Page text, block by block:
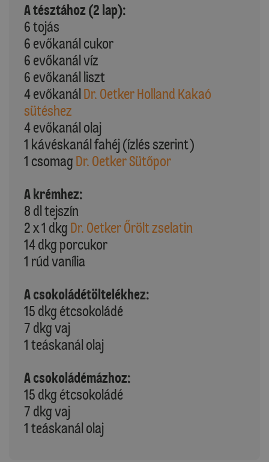
A tésztához (2 lap):
6 tojás
6 evőkanál cukor
6 evőkanál víz
6 evőkanál liszt
4 evőkanálDr. Oetker Holland Kakaó
sütéshez
4 evőkanál olaj
1 kávéskanál fahéj (ízlés szerint)
1 csomag Dr. Oetker Sütőpor
A krémhez:
8 dl tejszín
2 x 1 dkg Dr. Oetker Őrölt zselatin
14 dkg porcukor
1 rúd vanília
A csokoládétöltelékhez:
15 dkg étcsokoládé
7 dkg vaj
1 teáskanál olaj
A csokoládémázhoz:
15 dkg étcsokoládé
7 dkg vaj
1 teáskanál olaj